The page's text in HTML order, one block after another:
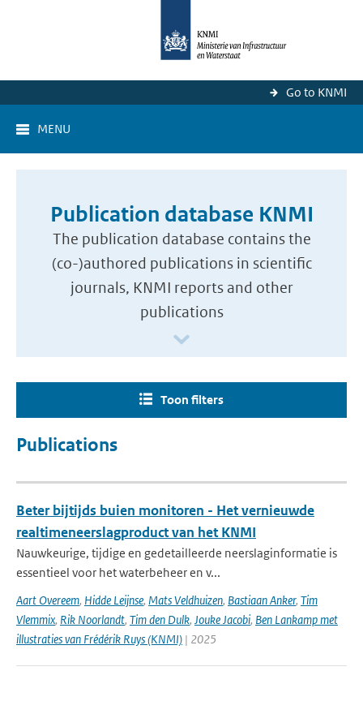
Go to KNMI
MENU
Publication database KNMI
The publication database contains the
(co-)authored publications in scientific
journals, KNMI reports and other
publications
Toon filters
Publications
Beter bijtijds buien monitoren - Het vernieuwde
realtimeneerslagproduct van het KNMI
Nauwkeurige, tijdige en gedetailleerde neerslaginformatie is
essentieel voor het waterbeheer en v...
Aart Overeem, Hidde Leijnse, Mats Veldhuizen, Bastiaan Anker, Tim
Vlemmix, Rik Noorlandt, Tim den Dulk, Jouke Jacobi, Ben Lankamp met
illustraties van Frédérik Ruys (KNMI) | 2025